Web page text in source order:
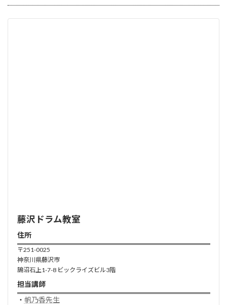
藤沢ドラム教室
住所
〒251-0025
神奈川県藤沢市
鵠沼石上1-7-8 ビックライズビル3階
担当講師
・ 帆乃香先生